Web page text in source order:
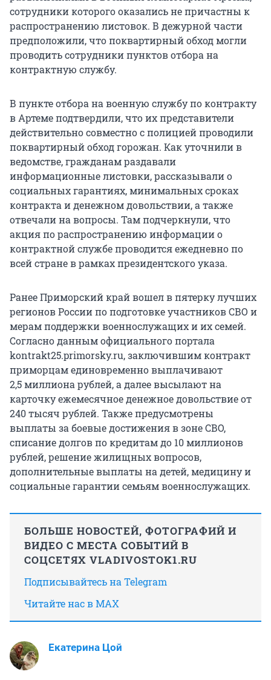
сотрудники которого оказались не причастны к
распространению листовок. В дежурной части
предположили, что поквартирный обход могли
проводить сотрудники пунктов отбора на
контрактную службу.
В пункте отбора на военную службу по контракту
в Артеме подтвердили, что их представители
действительно совместно с полицией проводили
поквартирный обход горожан. Как уточнили в
ведомстве, гражданам раздавали
информационные листовки, рассказывали о
социальных гарантиях, минимальных сроках
контракта и денежном довольствии, а также
отвечали на вопросы. Там подчеркнули, что
акция по распространению информации о
контрактной службе проводится ежедневно по
всей стране в рамках президентского указа.
Ранее Приморский край вошел в пятерку лучших
регионов России по подготовке участников СВО и
мерам поддержки военнослужащих и их семей.
Согласно данным официального портала
kontrakt25.primorsky.ru, заключившим контракт
приморцам единовременно выплачивают
2,5 миллиона рублей, а далее высылают на
карточку ежемесячное денежное довольствие от
240 тысяч рублей. Также предусмотрены
выплаты за боевые достижения в зоне СВО,
списание долгов по кредитам до 10 миллионов
рублей, решение жилищных вопросов,
дополнительные выплаты на детей, медицину и
социальные гарантии семьям военнослужащих.
БОЛЬШЕ НОВОСТЕЙ, ФОТОГРАФИЙ И
ВИДЕО С МЕСТА СОБЫТИЙ В
СОЦСЕТЯХ VLADIVOSTOK1.RU
Подписывайтесь на Telegram
Читайте нас в MAX
Екатерина Цой